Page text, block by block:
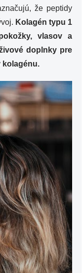
že peptidy
Kolagén typu 1
vlasov a
doplnky pre
kolagénu.